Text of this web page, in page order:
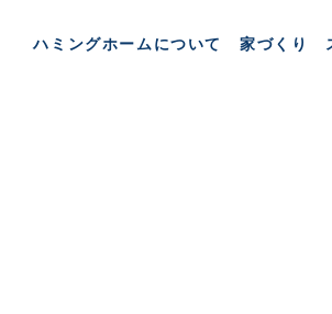
ハミングホームについて 家づくり